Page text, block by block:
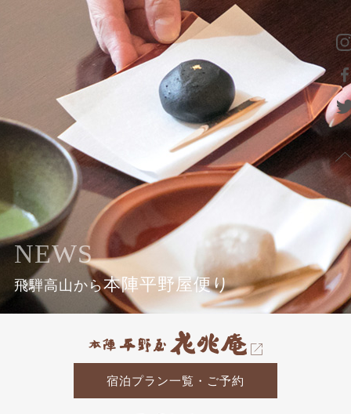
NEWS
飛騨高山から本陣平野屋便り
宿泊プラン一覧・ご予約